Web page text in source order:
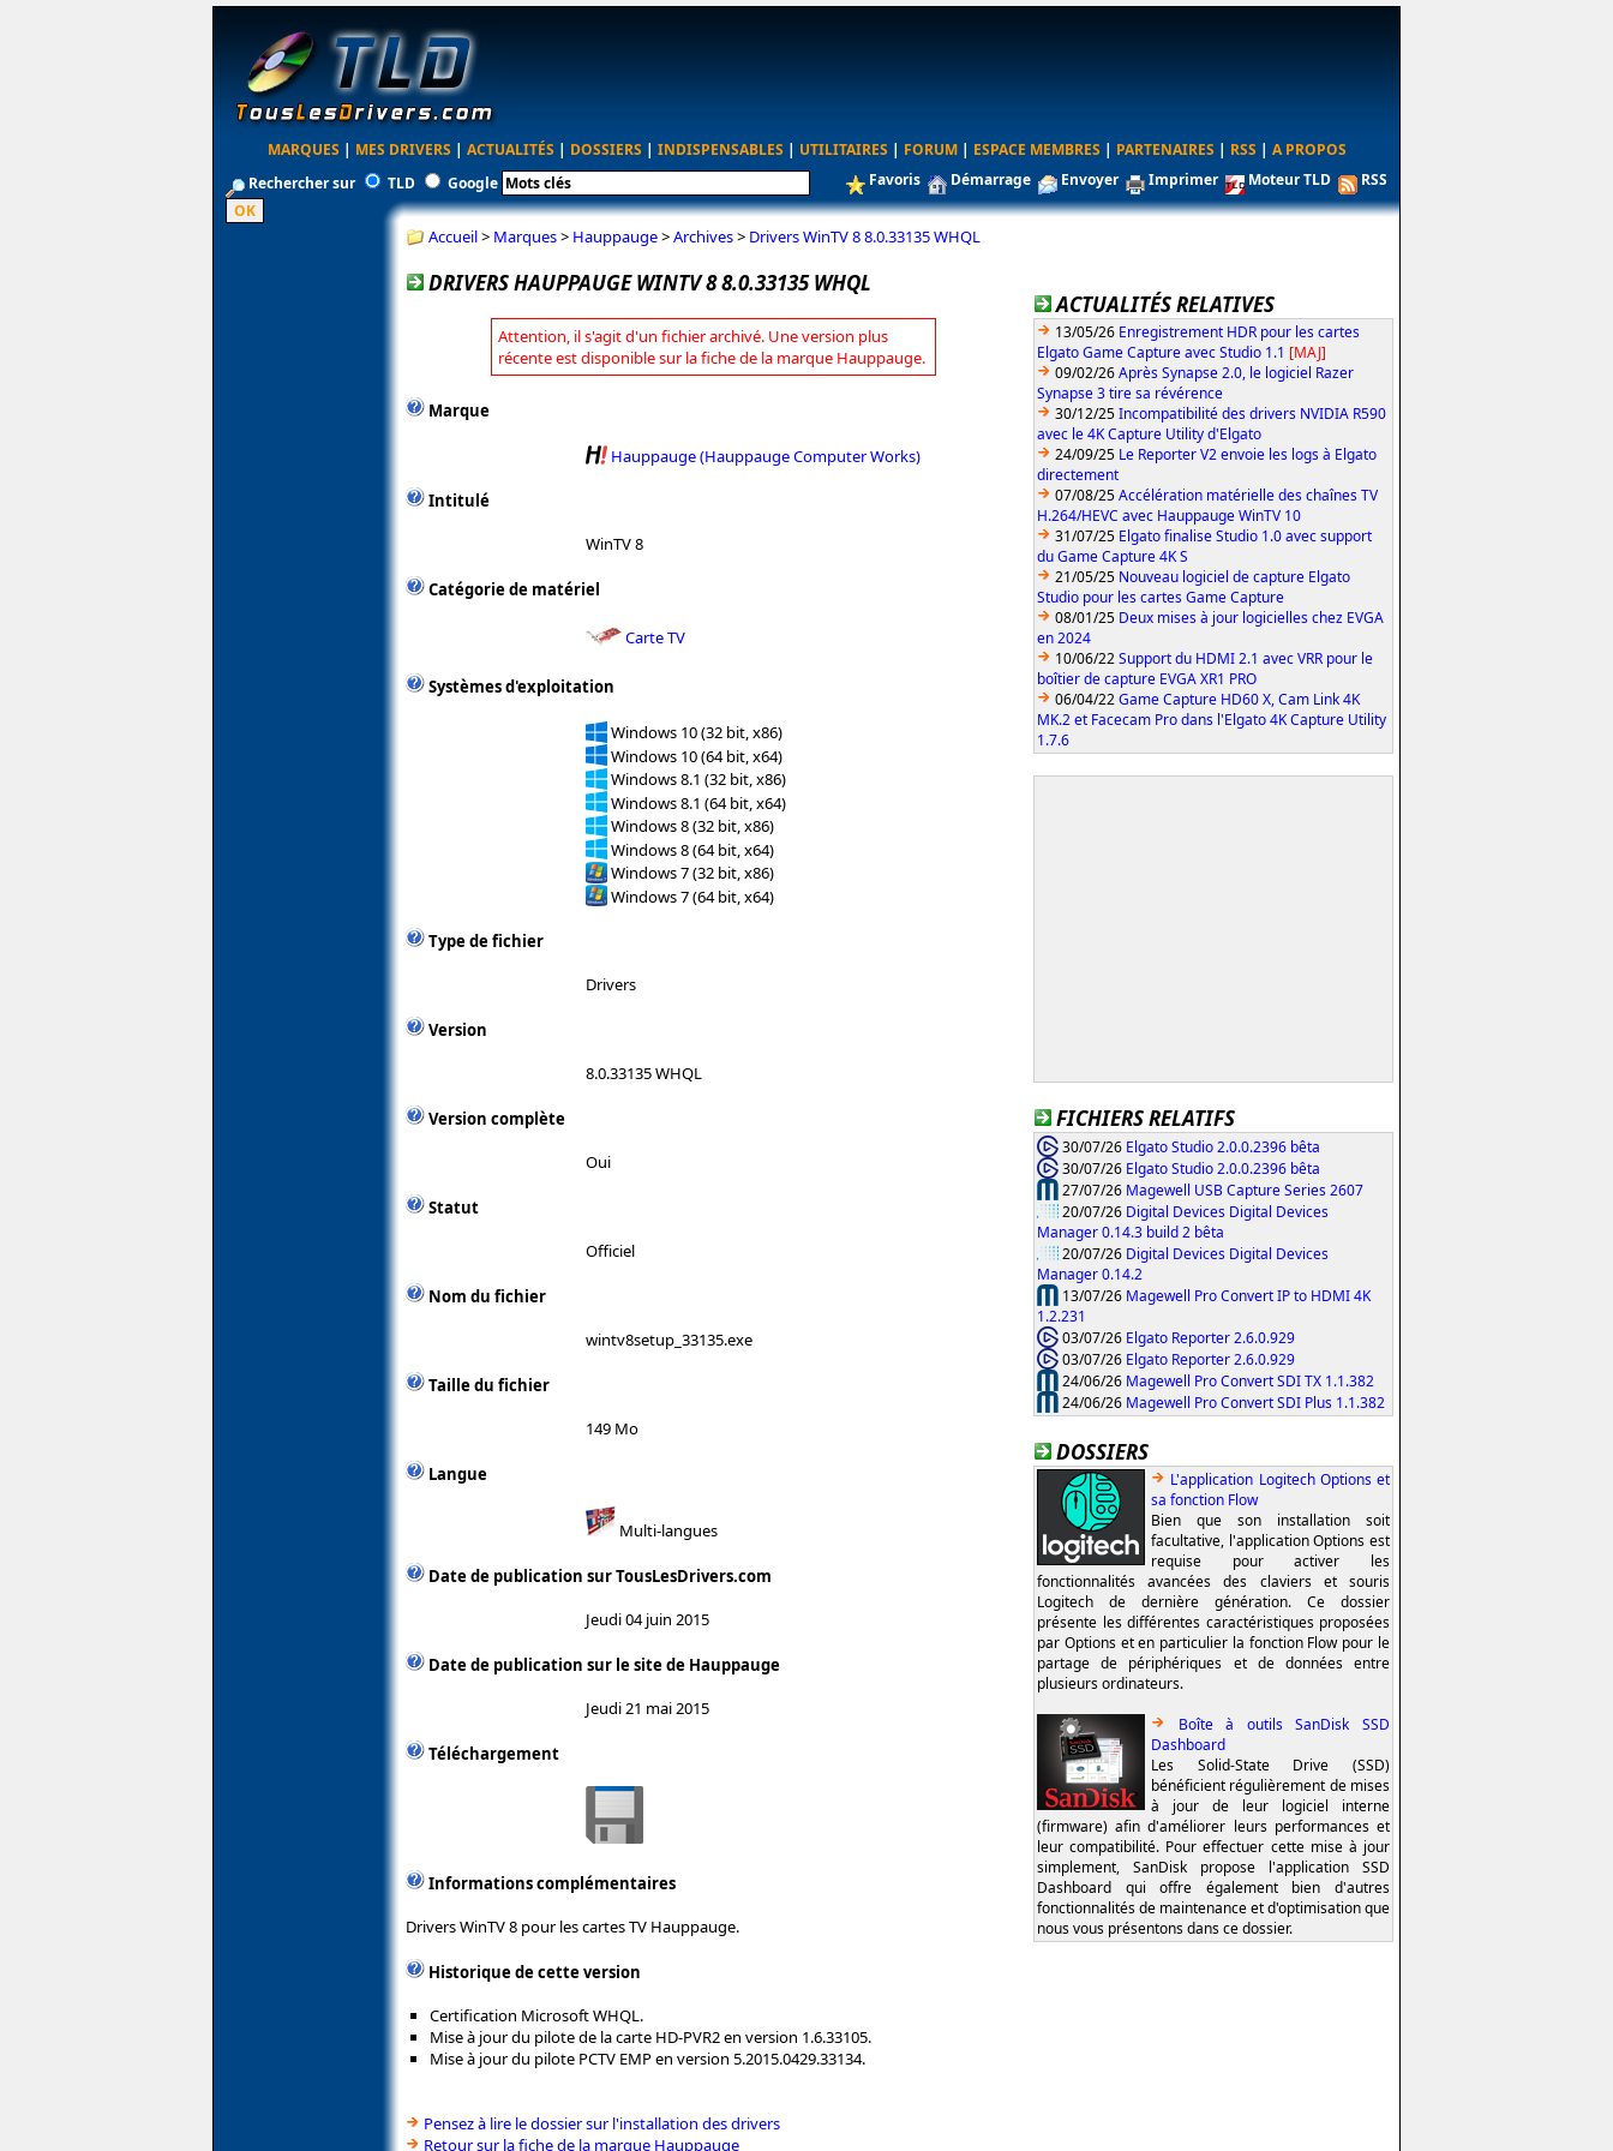
MARQUES | MES DRIVERS | ACTUALITÉS | DOSSIERS | INDISPENSABLES | UTILITAIRES | FORUM | ESPACE MEMBRES | PARTENAIRES | RSS | A PROPOS
Rechercher sur
TLD Google Favoris Démarrage Envoyer Imprimer Moteur TLD RSS
Accueil> Marques> Hauppauge>Archives> Drivers WinTV 8 8.0.33135 WHQL
DRIVERS HAUPPAUGE WINTV 8 8.0.33135 WHQL
Attention, il s'agit d'un fichier archivé. Une version plus
récente est disponible sur la fiche de la marque Hauppauge.
Marque
Hauppauge (Hauppauge Computer Works)
Intitulé
WinTV 8
Catégorie de matériel
Carte TV
Systèmes d'exploitation
Windows 10 (32 bit, x86)
Windows 10 (64 bit, x64)
Windows 8.1 (32 bit, x86)
Windows 8.1 (64 bit, x64)
Windows 8 (32 bit, x86)
Windows 8 (64 bit, x64)
Windows 7 (32 bit, x86)
Windows 7 (64 bit, x64)
Type de fichier
Drivers
Version
8.0.33135 WHQL
Version complète
Oui
Statut
Officiel
Nom du fichier
wintv8setup_33135.exe
Taille du fichier
149 Mo
Langue
Multi-langues
Date de publication sur TousLesDrivers.com
Jeudi 04 juin 2015
Date de publication sur le site de Hauppauge
Jeudi 21 mai 2015
Téléchargement
Informations complémentaires
Drivers WinTV 8 pour les cartes TV Hauppauge.
Historique de cette version
Certification Microsoft WHQL.
Mise à jour du pilote de la carte HD-PVR2 en version 1.6.33105.
Mise à jour du pilote PCTV EMP en version 5.2015.0429.33134.
Pensez à lire le dossier sur l'installation des drivers
Retour sur la fiche de la marque Hauppauge
ACTUALITÉS RELATIVES
13/05/26 Enregistrement HDR pour les cartes
Elgato Game Capture avec Studio 1.1 [MAJ]
09/02/26Après Synapse 2.0, le logiciel Razer
Synapse 3 tire sa révérence
30/12/25Incompatibilité des drivers NVIDIA R590
avec le 4K Capture Utility d'Elgato
24/09/25 Le Reporter V2 envoie les logs à Elgato
directement
07/08/25Accélération matérielle des chaînes TV
H.264/HEVC avec Hauppauge WinTV 10
31/07/25 Elgato finalise Studio 1.0 avec support
du Game Capture 4K S
21/05/25 Nouveau logiciel de capture Elgato
Studio pour les cartes Game Capture
08/01/25 Deux mises à jour logicielles chez EVGA
en 2024
10/06/22Support du HDMI 2.1 avec VRR pour le
boîtier de capture EVGA XR1 PRO
06/04/22Game Capture HD60 X, Cam Link 4K
MK.2 et Facecam Pro dans l'Elgato 4K Capture Utility
1.7.6
FICHIERS RELATIFS
30/07/26 Elgato Studio 2.0.0.2396 bêta
30/07/26 Elgato Studio 2.0.0.2396 bêta
27/07/26 Magewell USB Capture Series 2607
20/07/26 Digital Devices Digital Devices
Manager 0.14.3 build 2 bêta
20/07/26 Digital Devices Digital Devices
Manager 0.14.2
13/07/26 Magewell Pro Convert IP to HDMI 4K
1.2.231
03/07/26 Elgato Reporter 2.6.0.929
03/07/26 Elgato Reporter 2.6.0.929
24/06/26 Magewell Pro Convert SDI TX 1.1.382
24/06/26 Magewell Pro Convert SDI Plus 1.1.382
DOSSIERS
L'application Logitech Options et
sa fonction Flow
Bien que son installation soit
facultative, l'application Options est
requise pour activer les
fonctionnalités avancées des claviers et souris
Logitech de dernière génération. Ce dossier
présente les différentes caractéristiques proposées
par Options et en particulier la fonction Flow pour le
partage de périphériques et de données entre
plusieurs ordinateurs.
Boîte à outils SanDisk SSD
Dashboard
Les Solid-State Drive (SSD)
bénéficient régulièrement de mises
à jour de leur logiciel interne
(firmware) afin d'améliorer leurs performances et
leur compatibilité. Pour effectuer cette mise à jour
simplement, SanDisk propose l'application SSD
Dashboard qui offre également bien d'autres
fonctionnalités de maintenance et d'optimisation que
nous vous présentons dans ce dossier.